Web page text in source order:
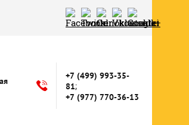
+7 (499) 993-35-
81;
+7 (977) 770-36-13